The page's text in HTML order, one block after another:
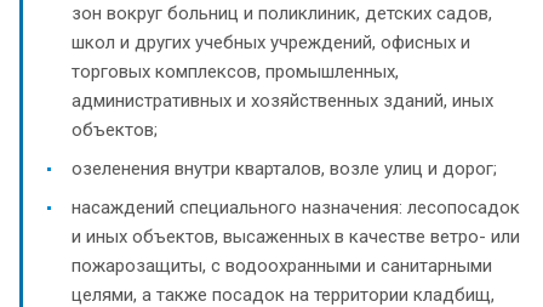
зон вокруг больниц и поликлиник, детских садов,
школ и других учебных учреждений, офисных и
торговых комплексов, промышленных,
административных и хозяйственных зданий, иных
объектов;
озеленения внутри кварталов, возле улиц и дорог;
насаждений специального назначения: лесопосадок
и иных объектов, высаженных в качестве ветро- или
пожарозащиты, с водоохранными и санитарными
целями, а также посадок на территории кладбищ,